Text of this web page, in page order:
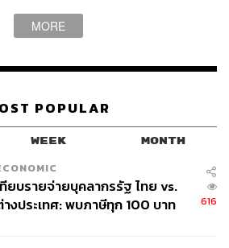
MORE
POPULAR
WEEK MONTH
ทียบรายจ่ายบุคลากรรัฐ ไทย vs.
างประเทศ: พบภาษีทุก 100 บาท
616